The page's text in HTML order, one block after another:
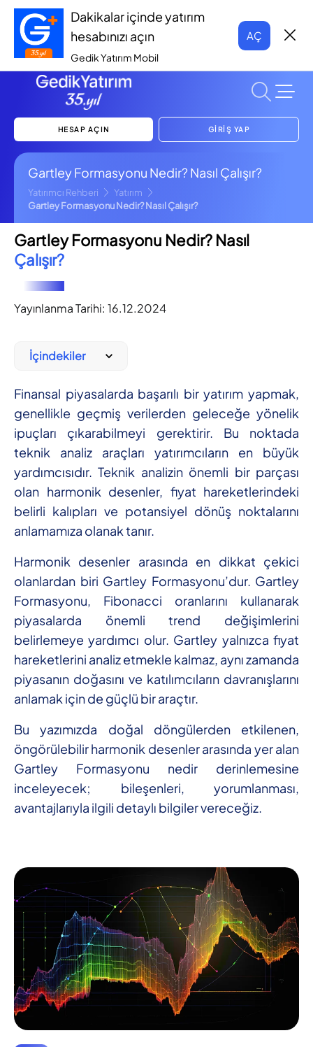
Dakikalar içinde yatırım
hesabınızı açın
Gedik Yatırım Mobil
AÇ
HESAP AÇIN GİRİŞ YAP
Gartley Formasyonu Nedir? Nasıl Çalışır?
Yatırımcı Rehberi
Yatırım
Gartley Formasyonu Nedir? Nasıl Çalışır?
Gartley Formasyonu Nedir? Nasıl
Çalışır?
Yayınlanma Tarihi: 16.12.2024
İçindekiler
Finansal piyasalarda başarılı bir yatırım yapmak,
genellikle geçmiş verilerden geleceğe yönelik
ipuçları çıkarabilmeyi gerektirir. Bu noktada
teknik analiz araçları yatırımcıların en büyük
yardımcısıdır. Teknik analizin önemli bir parçası
olan harmonik desenler, fiyat hareketlerindeki
belirli kalıpları ve potansiyel dönüş noktalarını
anlamamıza olanak tanır.
Harmonik desenler arasında en dikkat çekici
olanlardan biri Gartley Formasyonu’dur. Gartley
Formasyonu, Fibonacci oranlarını kullanarak
piyasalarda önemli trend değişimlerini
belirlemeye yardımcı olur. Gartley yalnızca fiyat
hareketlerini analiz etmekle kalmaz, aynı zamanda
piyasanın doğasını ve katılımcıların davranışlarını
anlamak için de güçlü bir araçtır.
Bu yazımızda doğal döngülerden etkilenen,
öngörülebilir harmonik desenler arasında yer alan
Gartley Formasyonu nedir derinlemesine
inceleyecek; bileşenleri, yorumlanması,
avantajlarıyla ilgili detaylı bilgiler vereceğiz.